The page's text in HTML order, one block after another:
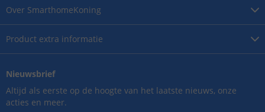
Over SmarthomeKoning
Product extra informatie
Nieuwsbrief
Altijd als eerste op de hoogte van het laatste nieuws, onze
acties en meer.